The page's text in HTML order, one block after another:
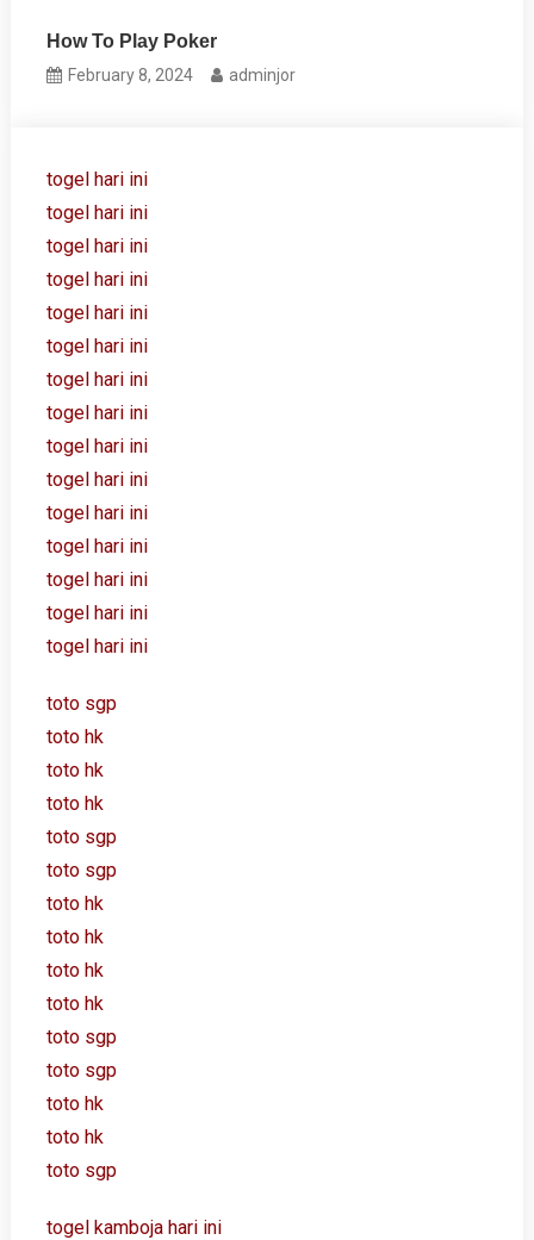
How To Play Poker
February 8, 2024 adminjor
togel hari ini
togel hari ini
togel hari ini
togel hari ini
togel hari ini
togel hari ini
togel hari ini
togel hari ini
togel hari ini
togel hari ini
togel hari ini
togel hari ini
togel hari ini
togel hari ini
togel hari ini
toto sgp
toto hk
toto hk
toto hk
toto sgp
toto sgp
toto hk
toto hk
toto hk
toto hk
toto sgp
toto sgp
toto hk
toto hk
toto sgp
togel kamboja hari ini